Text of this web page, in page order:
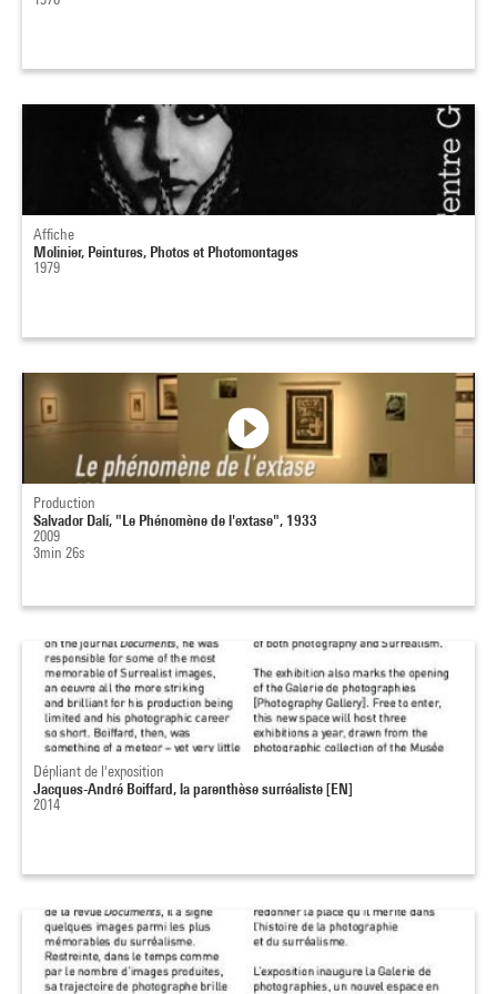
Affiche
Molinier, Peintures, Photos et Photomontages
1979
Production
Salvador Dalí, "Le Phénomène de l'extase", 1933
2009
3min 26s
Dépliant de l'exposition
Jacques-André Boiffard, la parenthèse surréaliste [EN]
2014